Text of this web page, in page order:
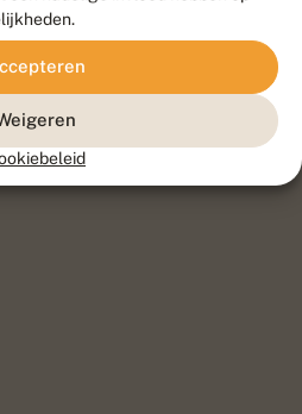
Privacy
Sitemap